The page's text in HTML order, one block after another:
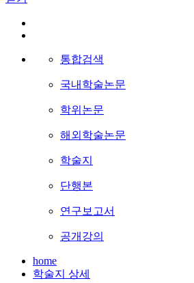
통합검색
국내학술논문
학위논문
해외학술논문
학술지
단행본
연구보고서
공개강의
home
학술지 상세